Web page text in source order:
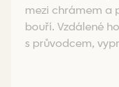
mezi chrámem a
bouří. Vzdálené
s průvodcem,